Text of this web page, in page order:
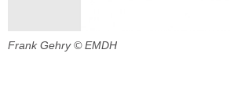
Frank Gehry© EMDH